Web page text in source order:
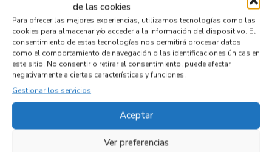
de las cookies
Para ofrecer las mejores experiencias, utilizamos tecnologías como las
cookies para almacenar y/o acceder a la información del dispositivo. El
consentimiento de estas tecnologías nos permitirá procesar datos
como el comportamiento de navegación o las identificaciones únicas en
este sitio. No consentir o retirar el consentimiento, puede afectar
negativamente a ciertas características y funciones.
Gestionar los servicios
Aceptar
Ver preferencias
Código cambio
Productos relacionados
TAPA BALANCINES 504132147
DUCATO 3 FURGÓN TA 35 (290)